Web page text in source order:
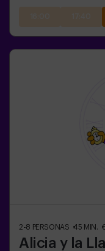
2-8 PERSONAS 45 MIN.
Alicia y la